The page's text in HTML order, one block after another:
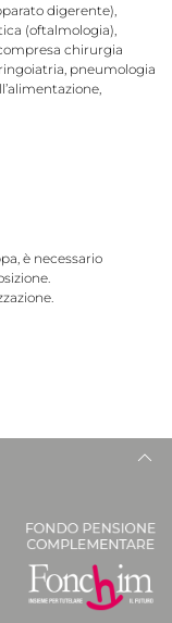
digerente),
(oftalmologia),
chirurgia
pneumologia
è necessario